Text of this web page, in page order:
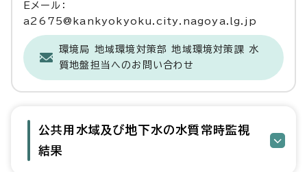
Eメール：
a2675@kankyokyoku.city.nagoya.lg.jp
環境局 地域環境対策部 地域環境対策課 水
質地盤担当へのお問い合わせ
公共用水域及び地下水の水質常時監視
結果